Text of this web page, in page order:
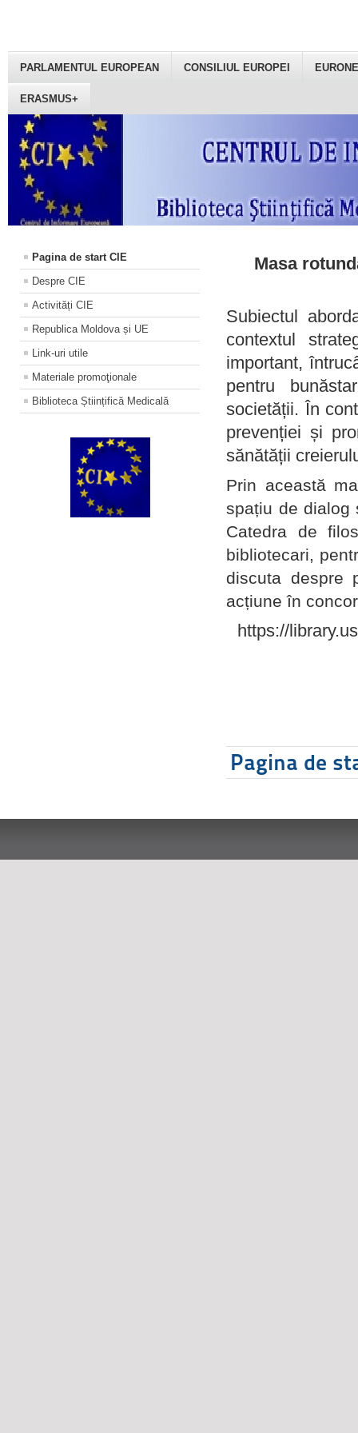
PARLAMENTUL EUROPEAN CONSILIUL EUROPEI
ERASMUS+
Pagina de start CIE
Despre CIE
Activități CIE
Republica Moldova și UE
Link-uri utile
Materiale promoţionale
Biblioteca Științifică Medicală
Masa
Subiectul
contextul
important,
pentru
societății. În
prevenției și
sănătății
Prin această
spațiu de dialog
Catedra de
bibliotecari,
discuta despre
acțiune în
https://
Pagina de